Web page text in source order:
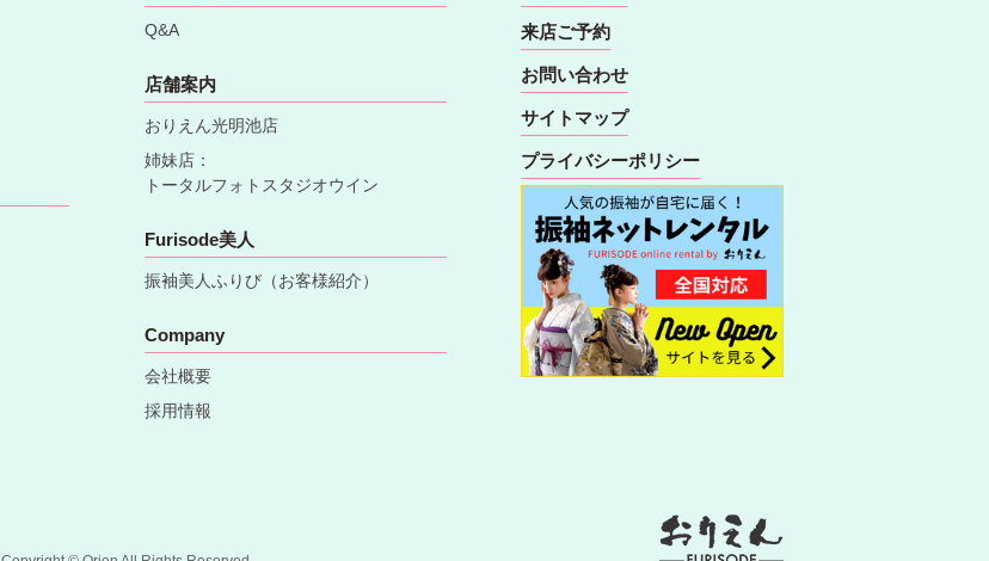
Q&A
店舗案内
おりえん光明池店
姉妹店：
トータルフォトスタジオウイン
Furisode美人
振袖美人ふりび（お客様紹介）
Company
会社概要
採用情報
来店ご予約
お問い合わせ
サイトマップ
プライバシーポリシー